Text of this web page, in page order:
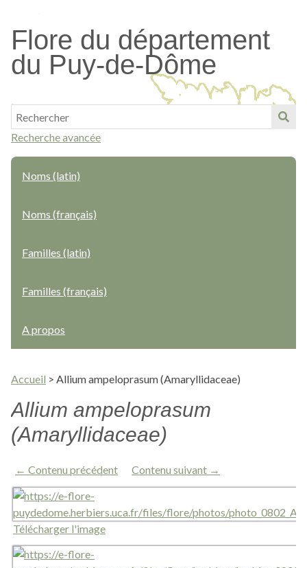
contenu
principal
Flore du département
du Puy-de-Dôme
Recherche avancée
Noms (latin)
Noms (français)
Familles (latin)
Familles (français)
A propos
Accueil > Allium ampeloprasum (Amaryllidaceae)
Allium ampeloprasum
(Amaryllidaceae)
← Contenu précédent Contenu suivant →
Télécharger l'image